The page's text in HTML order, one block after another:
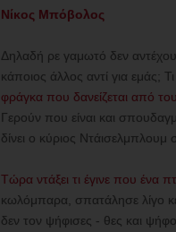
Νίκος Μπόβολος
Δηλαδή ρε γαμωτό δεν
κάποιος άλλος αντί για εμάς;
φράγκα που δανείζεται από
Γερούν που είναι και
δίνει ο κύριος
Τώρα ντάξει τι έγινε που ένα
κωλόμπαρα, σπατάλησε λίγο
δεν τον ψήφισες - θες και